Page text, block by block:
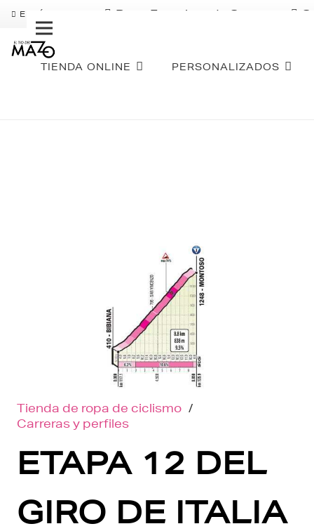
ENVÍO GRATIS Pago Fraccionado Sequra
TIENDA ONLINE PERSONALIZADOS
Tienda de ropa de ciclismo /
Carreras y perfiles
ETAPA 12 DEL
GIRO DE ITALIA